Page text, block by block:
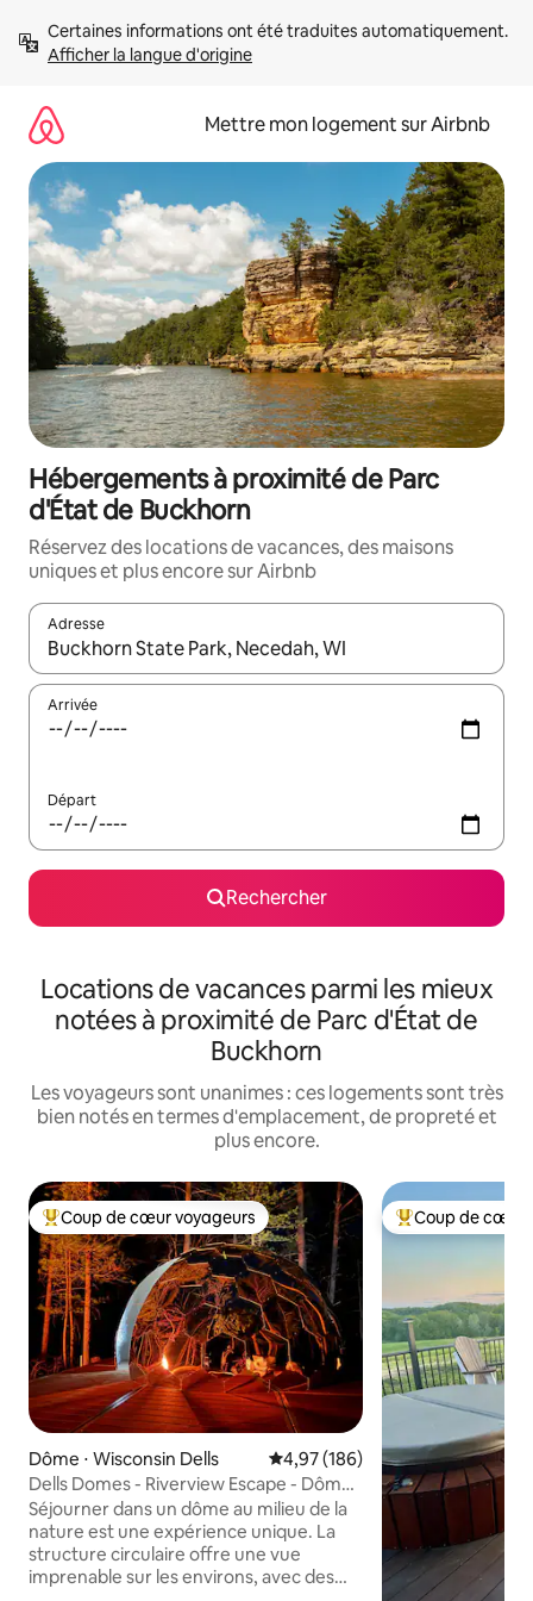
directement
Afficher la langue d'origine
Mettre mon logement sur Airbnb
Hébergements à proximité de Parc
d'État de Buckhorn
Réservez des locations de vacances, des maisons
uniques et plus encore sur Airbnb
Adresse
Lorsque les résultats s'affichent, utilisez les flèches vers le
Arrivée
Départ
Rechercher
Locations de vacances parmi les mieux
notées à proximité de Parc d'État de
Buckhorn
Les voyageurs sont unanimes : ces logements sont très
bien notés en termes d'emplacement, de propreté et
plus encore.
Coups de cœur voyageurs les plus appréciés
Coup de cœur voyageurs
Dôme ⋅ Wisconsin Dells Évaluation moyenne sur la
4,97 (186)
Dells Domes - Riverview Escape - Dôme
4
Séjourner dans un dôme au milieu de la
nature est une expérience unique. La
structure circulaire offre une vue
imprenable sur les environs, avec des
Coups de cœur
Coup de cœur